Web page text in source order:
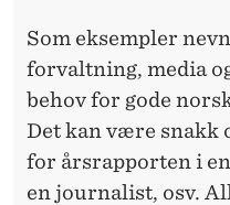
Som eksempler
forvaltning, media
behov for gode
Det kan være snakk
for årsrapporten i
en journalist, osv.